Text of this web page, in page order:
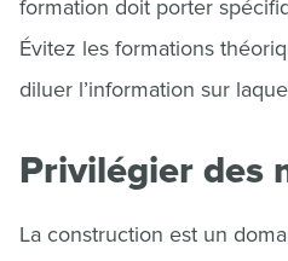
formation doit porter
Évitez les formations
diluer l’information sur
Privilégier des
La construction est un